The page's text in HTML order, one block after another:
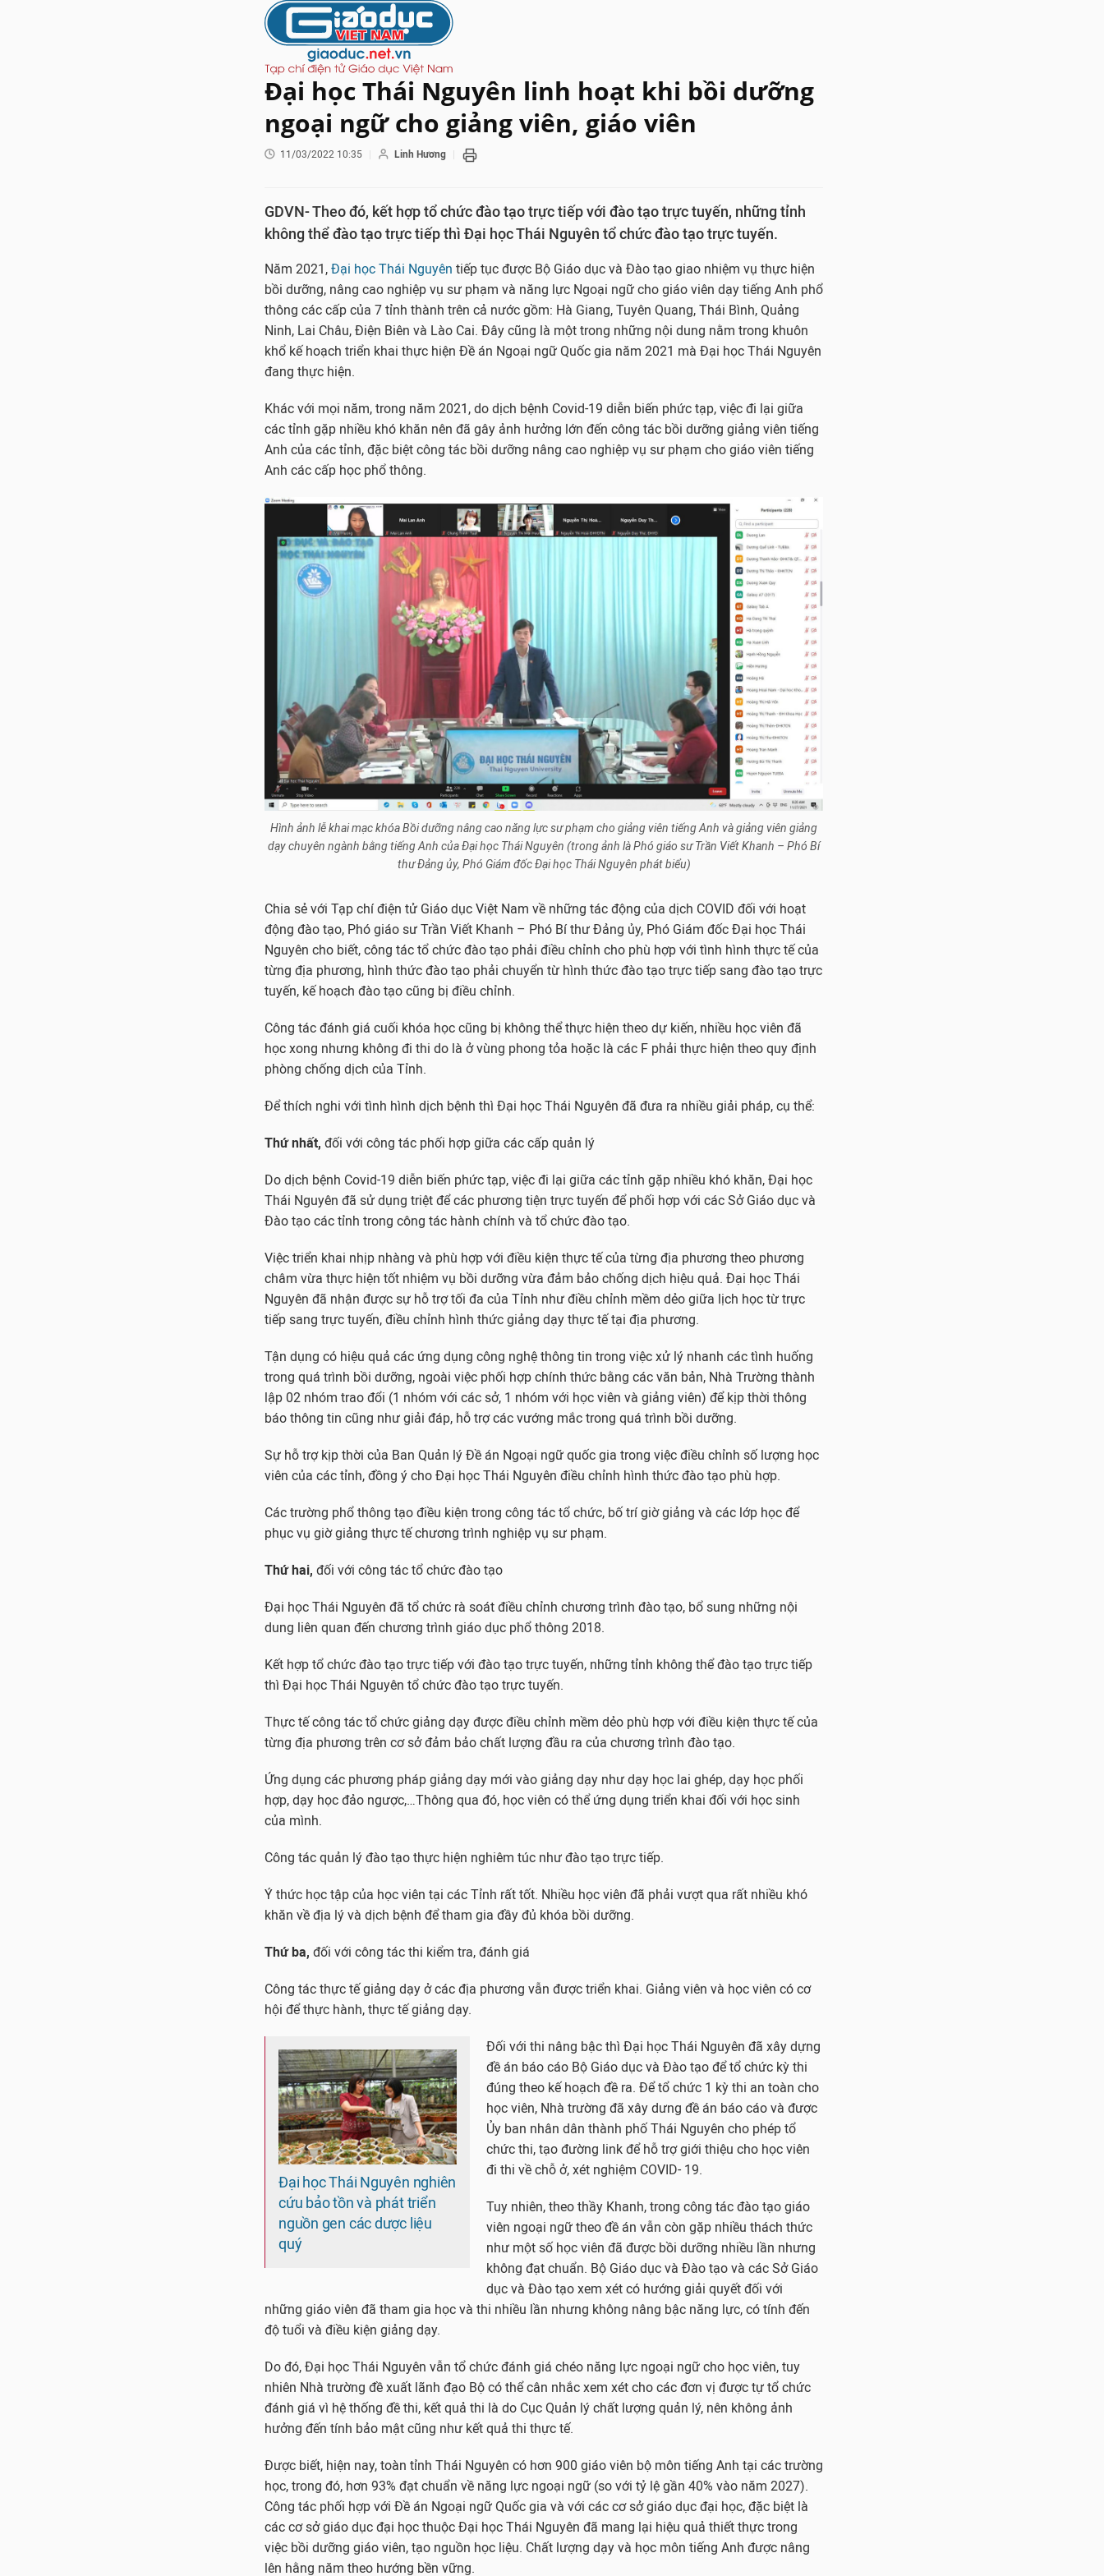
Đại học Thái Nguyên linh hoạt khi bồi dưỡng
ngoại ngữ cho giảng viên, giáo viên
11/03/2022 10:35 Linh Hương
GDVN- Theo đó, kết hợp tổ chức đào tạo trực tiếp với đào tạo trực tuyến, những tỉnh
không thể đào tạo trực tiếp thì Đại học Thái Nguyên tổ chức đào tạo trực tuyến.
Năm 2021, Đại học Thái Nguyên tiếp tục được Bộ Giáo dục và Đào tạo giao nhiệm vụ thực hiện
bồi dưỡng, nâng cao nghiệp vụ sư phạm và năng lực Ngoại ngữ cho giáo viên dạy tiếng Anh phổ
thông các cấp của 7 tỉnh thành trên cả nước gồm: Hà Giang, Tuyên Quang, Thái Bình, Quảng
Ninh, Lai Châu, Điện Biên và Lào Cai. Đây cũng là một trong những nội dung nằm trong khuôn
khổ kế hoạch triển khai thực hiện Đề án Ngoại ngữ Quốc gia năm 2021 mà Đại học Thái Nguyên
đang thực hiện.
Khác với mọi năm, trong năm 2021, do dịch bệnh Covid-19 diễn biến phức tạp, việc đi lại giữa
các tỉnh gặp nhiều khó khăn nên đã gây ảnh hưởng lớn đến công tác bồi dưỡng giảng viên tiếng
Anh của các tỉnh, đặc biệt công tác bồi dưỡng nâng cao nghiệp vụ sư phạm cho giáo viên tiếng
Anh các cấp học phổ thông.
Hình ảnh lễ khai mạc khóa Bồi dưỡng nâng cao năng lực sư phạm cho giảng viên tiếng Anh và giảng viên giảng
dạy chuyên ngành bằng tiếng Anh của Đại học Thái Nguyên (trong ảnh là Phó giáo sư Trần Viết Khanh – Phó Bí
thư Đảng ủy, Phó Giám đốc Đại học Thái Nguyên phát biểu)
Chia sẻ với Tạp chí điện tử Giáo dục Việt Nam về những tác động của dịch COVID đối với hoạt
động đào tạo, Phó giáo sư Trần Viết Khanh – Phó Bí thư Đảng ủy, Phó Giám đốc Đại học Thái
Nguyên cho biết, công tác tổ chức đào tạo phải điều chỉnh cho phù hợp với tình hình thực tế của
từng địa phương, hình thức đào tạo phải chuyển từ hình thức đào tạo trực tiếp sang đào tạo trực
tuyến, kế hoạch đào tạo cũng bị điều chỉnh.
Công tác đánh giá cuối khóa học cũng bị không thể thực hiện theo dự kiến, nhiều học viên đã
học xong nhưng không đi thi do là ở vùng phong tỏa hoặc là các F phải thực hiện theo quy định
phòng chống dịch của Tỉnh.
Để thích nghi với tình hình dịch bệnh thì Đại học Thái Nguyên đã đưa ra nhiều giải pháp, cụ thể:
Thứ nhất, đối với công tác phối hợp giữa các cấp quản lý
Do dịch bệnh Covid-19 diễn biến phức tạp, việc đi lại giữa các tỉnh gặp nhiều khó khăn, Đại học
Thái Nguyên đã sử dụng triệt để các phương tiện trực tuyến để phối hợp với các Sở Giáo dục và
Đào tạo các tỉnh trong công tác hành chính và tổ chức đào tạo.
Việc triển khai nhịp nhàng và phù hợp với điều kiện thực tế của từng địa phương theo phương
châm vừa thực hiện tốt nhiệm vụ bồi dưỡng vừa đảm bảo chống dịch hiệu quả. Đại học Thái
Nguyên đã nhận được sự hỗ trợ tối đa của Tỉnh như điều chỉnh mềm dẻo giữa lịch học từ trực
tiếp sang trực tuyến, điều chỉnh hình thức giảng dạy thực tế tại địa phương.
Tận dụng có hiệu quả các ứng dụng công nghệ thông tin trong việc xử lý nhanh các tình huống
trong quá trình bồi dưỡng, ngoài việc phối hợp chính thức bằng các văn bản, Nhà Trường thành
lập 02 nhóm trao đổi (1 nhóm với các sở, 1 nhóm với học viên và giảng viên) để kịp thời thông
báo thông tin cũng như giải đáp, hỗ trợ các vướng mắc trong quá trình bồi dưỡng.
Sự hỗ trợ kịp thời của Ban Quản lý Đề án Ngoại ngữ quốc gia trong việc điều chỉnh số lượng học
viên của các tỉnh, đồng ý cho Đại học Thái Nguyên điều chỉnh hình thức đào tạo phù hợp.
Các trường phổ thông tạo điều kiện trong công tác tổ chức, bố trí giờ giảng và các lớp học để
phục vụ giờ giảng thực tế chương trình nghiệp vụ sư phạm.
Thứ hai, đối với công tác tổ chức đào tạo
Đại học Thái Nguyên đã tổ chức rà soát điều chỉnh chương trình đào tạo, bổ sung những nội
dung liên quan đến chương trình giáo dục phổ thông 2018.
Kết hợp tổ chức đào tạo trực tiếp với đào tạo trực tuyến, những tỉnh không thể đào tạo trực tiếp
thì Đại học Thái Nguyên tổ chức đào tạo trực tuyến.
Thực tế công tác tổ chức giảng dạy được điều chỉnh mềm dẻo phù hợp với điều kiện thực tế của
từng địa phương trên cơ sở đảm bảo chất lượng đầu ra của chương trình đào tạo.
Ứng dụng các phương pháp giảng dạy mới vào giảng dạy như dạy học lai ghép, dạy học phối
hợp, dạy học đảo ngược,…Thông qua đó, học viên có thể ứng dụng triển khai đối với học sinh
của mình.
Công tác quản lý đào tạo thực hiện nghiêm túc như đào tạo trực tiếp.
Ý thức học tập của học viên tại các Tỉnh rất tốt. Nhiều học viên đã phải vượt qua rất nhiều khó
khăn về địa lý và dịch bệnh để tham gia đầy đủ khóa bồi dưỡng.
Thứ ba, đối với công tác thi kiểm tra, đánh giá
Công tác thực tế giảng dạy ở các địa phương vẫn được triển khai. Giảng viên và học viên có cơ
hội để thực hành, thực tế giảng dạy.
Đại học Thái Nguyên nghiên
cứu bảo tồn và phát triển
nguồn gen các dược liệu
quý
Đối với thi nâng bậc thì Đại học Thái Nguyên đã xây dựng
đề án báo cáo Bộ Giáo dục và Đào tạo để tổ chức kỳ thi
đúng theo kế hoạch đề ra. Để tổ chức 1 kỳ thi an toàn cho
học viên, Nhà trường đã xây dưng đề án báo cáo và được
Ủy ban nhân dân thành phố Thái Nguyên cho phép tổ
chức thi, tạo đường link để hỗ trợ giới thiệu cho học viên
đi thi về chỗ ở, xét nghiệm COVID- 19.
Tuy nhiên, theo thầy Khanh, trong công tác đào tạo giáo
viên ngoại ngữ theo đề án vẫn còn gặp nhiều thách thức
như một số học viên đã được bồi dưỡng nhiều lần nhưng
không đạt chuẩn. Bộ Giáo dục và Đào tạo và các Sở Giáo
dục và Đào tạo xem xét có hướng giải quyết đối với
những giáo viên đã tham gia học và thi nhiều lần nhưng không nâng bậc năng lực, có tính đến
độ tuổi và điều kiện giảng dạy.
Do đó, Đại học Thái Nguyên vẫn tổ chức đánh giá chéo năng lực ngoại ngữ cho học viên, tuy
nhiên Nhà trường đề xuất lãnh đạo Bộ có thể cân nhắc xem xét cho các đơn vị được tự tổ chức
đánh giá vì hệ thống đề thi, kết quả thi là do Cục Quản lý chất lượng quản lý, nên không ảnh
hưởng đến tính bảo mật cũng như kết quả thi thực tế.
Được biết, hiện nay, toàn tỉnh Thái Nguyên có hơn 900 giáo viên bộ môn tiếng Anh tại các trường
học, trong đó, hơn 93% đạt chuẩn về năng lực ngoại ngữ (so với tỷ lệ gần 40% vào năm 2027).
Công tác phối hợp với Đề án Ngoại ngữ Quốc gia và với các cơ sở giáo dục đại học, đặc biệt là
các cơ sở giáo dục đại học thuộc Đại học Thái Nguyên đã mang lại hiệu quả thiết thực trong
việc bồi dưỡng giáo viên, tạo nguồn học liệu. Chất lượng dạy và học môn tiếng Anh được nâng
lên hằng năm theo hướng bền vững.